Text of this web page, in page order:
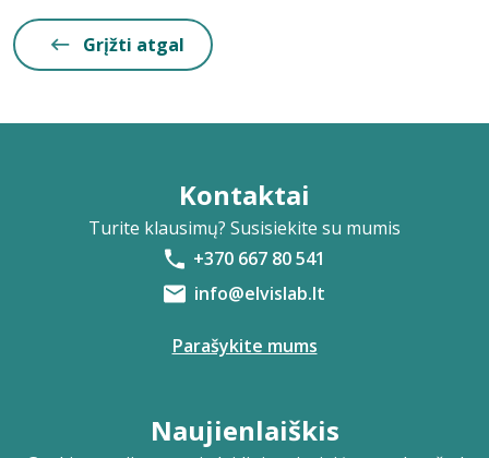
Grįžti atgal
Kontaktai
Turite klausimų? Susisiekite su mumis
+370 667 80 541
info@elvislab.lt
Parašykite mums
Naujienlaiškis